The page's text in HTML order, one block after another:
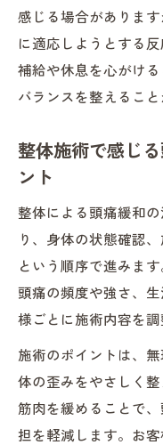
感じる場合がありま
に適応しようとする
補給や休息を心がけ
バランスを整えること
整体施術で感じ
ント
整体による頭痛緩和
り、身体の状態確認
という順序で進みま
頭痛の頻度や強さ、
様ごとに施術内容を調
施術のポイントは、
体の歪みをやさしく
筋肉を緩めることで
担を軽減します。お